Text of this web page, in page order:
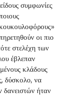
συμφωνίες
οι πιο
στελέχη των
έβλεπαν
κλάδους
δύσκολο, να
δανειστών ήταν